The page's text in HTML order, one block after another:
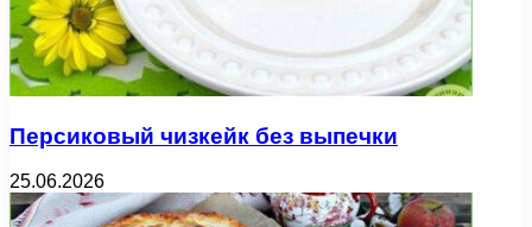
Персиковый чизкейк без выпечки
25.06.2026